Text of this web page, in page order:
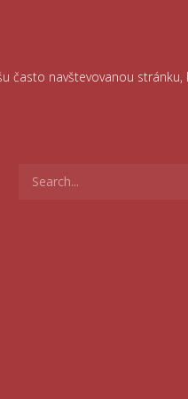
často navštevovanou stránku,
for: